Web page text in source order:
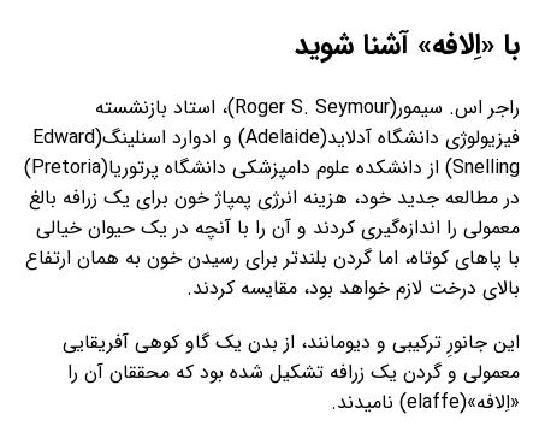
با «اِلافه» آشنا شوید
راجر اس. سیمور(Roger S. Seymour)، استاد بازنشسته
فیزیولوژی دانشگاه آدلاید(Adelaide) و ادوارد اسنلینگ(Edward
Snelling) از دانشکده علوم دامپزشکی دانشگاه پرتوریا(Pretoria)
در مطالعه جدید خود، هزینه انرژی پمپاژ خون برای یک زرافه بالغ
معمولی را اندازه‌گیری کردند و آن را با آنچه در یک حیوان خیالی
با پاهای کوتاه، اما گردن بلندتر برای رسیدن خون به همان ارتفاع
بالای درخت لازم خواهد بود، مقایسه کردند.
این جانورِ ترکیبی و دیومانند، از بدن یک گاو کوهی آفریقایی
معمولی و گردن یک زرافه تشکیل شده بود که محققان آن را
«اِلافه»(elaffe) نامیدند.